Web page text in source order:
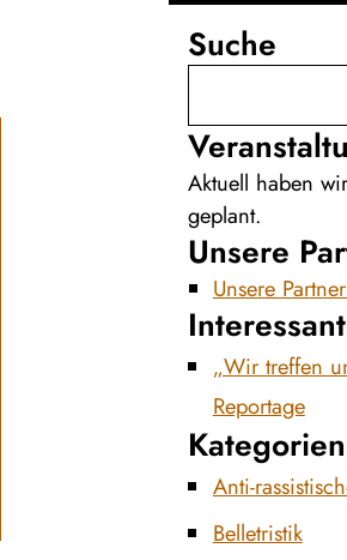
Suche
Aktuell haben
geplant.
Unsere
Unsere
„Wir treffen
Reportage
Kategorien
Anti-
Belletristik